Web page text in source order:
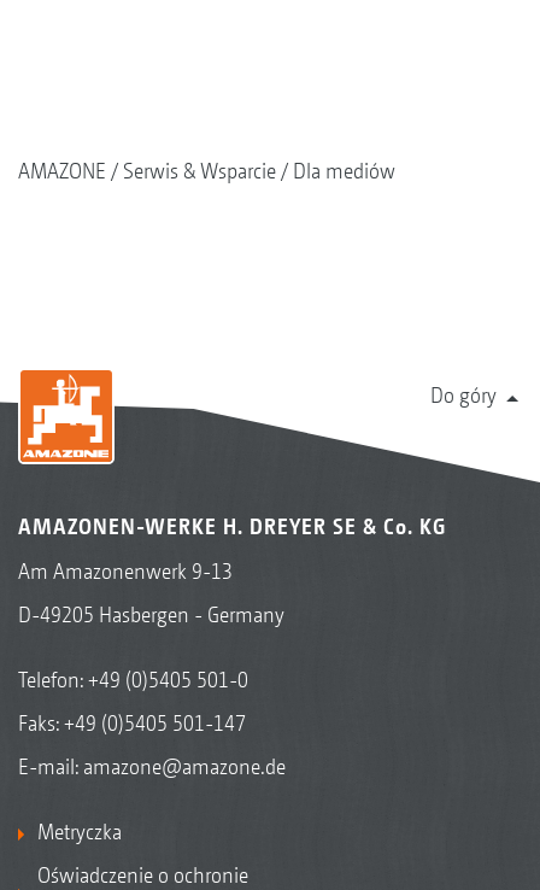
AMAZONE Serwis & Wsparcie Dla mediów
Do góry
AMAZONEN-WERKE H. DREYER SE & Co. KG
Am Amazonenwerk 9-13
D-49205 Hasbergen - Germany
Telefon:+49 (0)5405 501-0
Faks: +49 (0)5405 501-147
E-mail: amazone@amazone.de
Metryczka
Oświadczenie o ochronie